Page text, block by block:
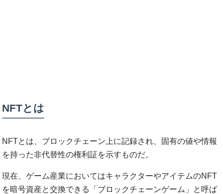
NFTとは
NFTとは、ブロックチェーン上に記録され、固有の値や情報
を持った非代替性の権利証を示すものだ。
現在、ゲーム産業においてはキャラクターやアイテムのNFT
を暗号資産と交換できる「ブロックチェーンゲーム」と呼ば